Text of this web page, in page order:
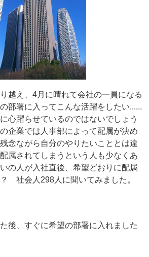
越え、4月に晴れて会社の一員になる
部署に入ってこんな活躍をしたい......
心躍らせているのではないでしょう
企業では人事部によって配属が決め
念ながら自分のやりたいこととは違
属されてしまうという人も少なくあ
の人が入社直後、希望どおりに配属
社会人298人に聞いてみました。
後、すぐに希望の部署に入れました